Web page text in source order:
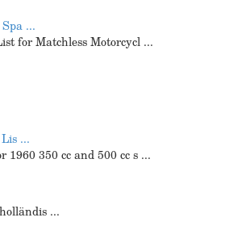
...
for Matchless Motorcycl ...
...
1960 350 cc and 500 cc s ...
...